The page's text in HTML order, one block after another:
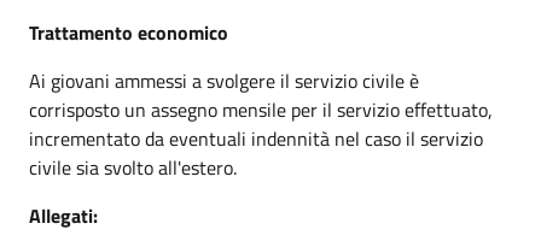
Trattamento economico
Ai giovani ammessi a svolgere il servizio civile è
corrisposto un assegno mensile per il servizio effettuato,
incrementato da eventuali indennità nel caso il servizio
civile sia svolto all'estero.
Allegati: